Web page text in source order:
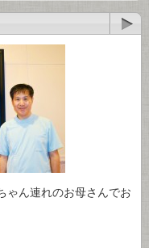
ゃん連れのお母さんでお